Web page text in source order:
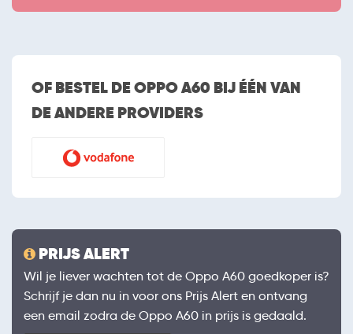
OF BESTEL DE OPPO A60 BIJ ÉÉN VAN
DE ANDERE PROVIDERS
PRIJS ALERT
Wil je liever wachten tot de Oppo A60 goedkoper is?
Schrijf je dan nu in voor ons Prijs Alert en ontvang
een email zodra de Oppo A60 in prijs is gedaald.